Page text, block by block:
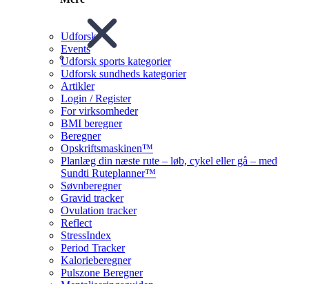
Udforsk
Events
Udforsk sports kategorier
Udforsk sundheds kategorier
Artikler
Login / Register
For virksomheder
BMI beregner
Beregner
Opskriftsmaskinen™
Planlæg din næste rute – løb, cykel eller gå – med
Sundti Ruteplanner™
Søvnberegner
Gravid tracker
Ovulation tracker
Reflect
StressIndex
Period Tracker
Kalorieberegner
Pulszone Beregner